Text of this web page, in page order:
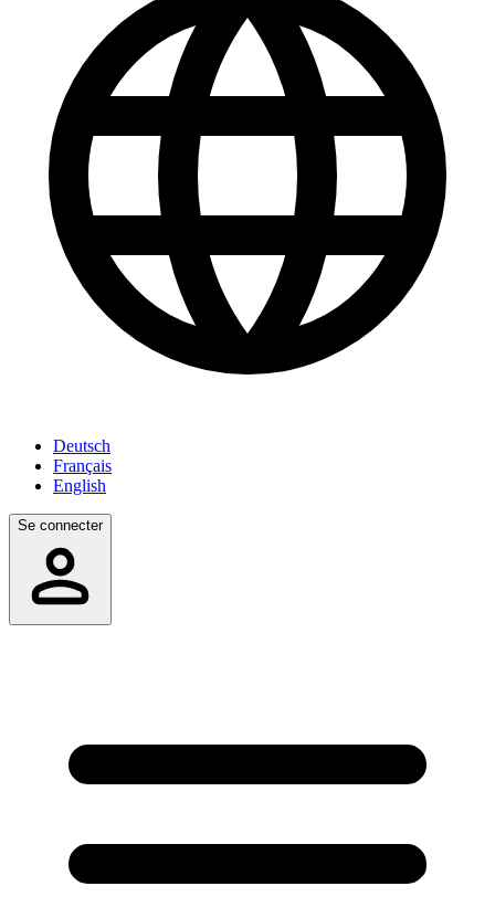
Deutsch
Français
English
Se connecter